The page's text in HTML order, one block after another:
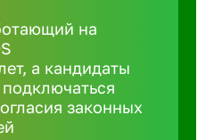
на
а кандидаты
законных